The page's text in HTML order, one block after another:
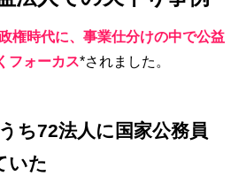
権時代に、事業仕分けの中で公益
フォーカス*されました。
ち72法人に国家公務員
いた